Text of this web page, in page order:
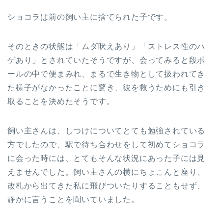
ショコラは前の飼い主に捨てられた子です。
そのときの状態は「ムダ吠えあり」「ストレス性のハ
ゲあり」とされていたそうですが、会ってみると段ボ
ールの中で便まみれ、まるで生き物として扱われてき
た様子がなかったことに驚き、彼を救うためにも引き
取ることを決めたそうです。
飼い主さんは、しつけについてとても勉強されている
方でしたので、駅で待ち合わせをして初めてショコラ
に会った時には、とてもそんな状況にあった子には見
えませんでした。飼い主さんの横にちょこんと座り、
改札から出てきた私に飛びついたりすることもせず、
静かに言うことを聞いていました。